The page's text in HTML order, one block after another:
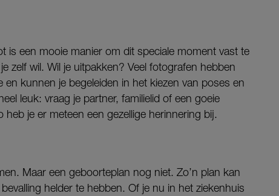
is een mooie manier om dit speciale moment vast te
zelf wil. Wil je uitpakken? Veel fotografen hebben
kunnen je begeleiden in het kiezen van poses en
leuk: vraag je partner, familielid of een goeie
je er meteen een gezellige herinnering bij.
Maar een geboorteplan nog niet. Zo’n plan kan
helder te hebben. Of je nu in het ziekenhuis